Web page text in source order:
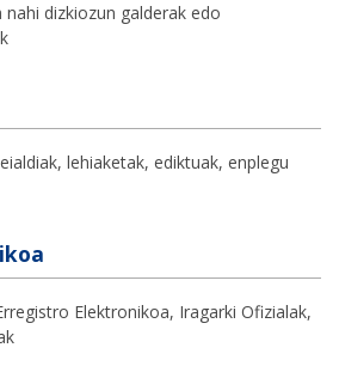
nahi dizkiozun galderak edo
lehiaketak, ediktuak, enplegu
Elektronikoa, Iragarki Ofizialak,